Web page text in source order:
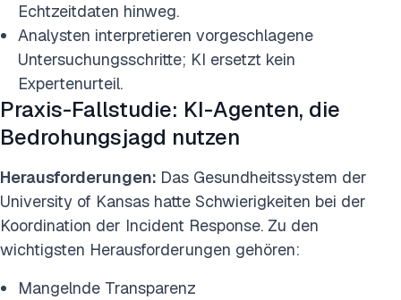
Echtzeitdaten hinweg.
Analysten interpretieren vorgeschlagene
Untersuchungsschritte; KI ersetzt kein
Expertenurteil.
Praxis-Fallstudie: KI-Agenten, die
Bedrohungsjagd nutzen
Herausforderungen: Das Gesundheitssystem der
University of Kansas hatte Schwierigkeiten bei der
Koordination der Incident Response. Zu den
wichtigsten Herausforderungen gehören:
Mangelnde Transparenz